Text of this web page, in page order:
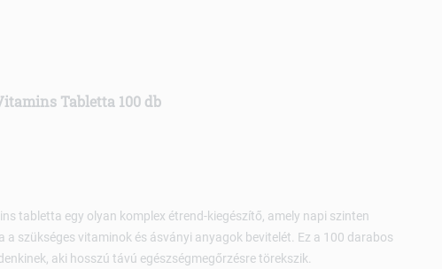
Tabletta 100 db
tabletta egy olyan komplex étrend-kiegészítő, amely napi szinten
szükséges vitaminok és ásványi anyagok bevitelét. Ez a 100 darabos
aki hosszú távú egészségmegőrzésre törekszik.